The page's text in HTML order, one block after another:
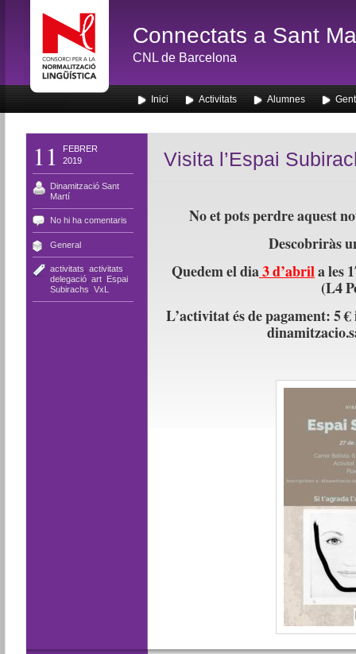
Connectats a Sant
CNL de Barcelona
Inici Activitats Alumnes
11
FEBRER
2019
Dinamització Sant
Martí
No hi ha comentaris
General
activitats activitats
delegació, art, Espai
Subirachs VxL
Visita l’Espai
No et pots perdre aquest
Descobriràs
Quedem el dia3 d’abrila les
(L4
L’activitat és de pagament: 5